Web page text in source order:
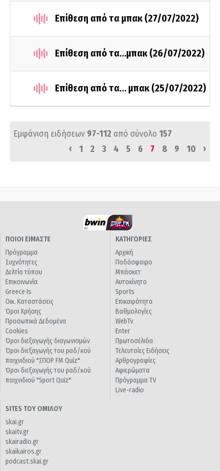
Επίθεση από τα μπακ (27/07/2022)
Επίθεση από τα…μπακ (26/07/2022)
Επίθεση από τα… μπακ (25/07/2022)
Εμφάνιση ειδήσεων 97-112 από σύνολο 157
‹
1 2 3 4 5 6 7 8 9 10 ›
ΠΟΙΟΙ ΕΙΜΑΣΤΕ
Πρόγραμμα
Συχνότητες
Δελτία τύπου
Επικοινωνία
Greece Is
Οικ. Καταστάσεις
Όροι Χρήσης
Προσωπικά Δεδομένα
Cookies
Όροι διεξαγωγής διαγωνισμών
Όροι διεξαγωγής του ραδ/κού
παιχνιδιού "ΣΠΟΡ FM Quiz"
Όροι διεξαγωγής του ραδ/κού
παιχνιδιού "Sport Quiz"
ΚΑΤΗΓΟΡΙΕΣ
Αρχική
Ποδόσφαιρο
Μπάσκετ
Αυτοκίνητο
Sports
Επικαιρότητα
Βαθμολογίες
WebTv
Enter
Πρωτοσέλιδα
Τελευταίες Ειδήσεις
Αρθρογραφίες
Αφιερώματα
Πρόγραμμα TV
Live-radio
SITES ΤΟΥ ΟΜΙΛΟΥ
skai.gr
skaitv.gr
skairadio.gr
skaikairos.gr
podcast.skai.gr